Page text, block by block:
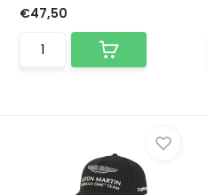
€47,50